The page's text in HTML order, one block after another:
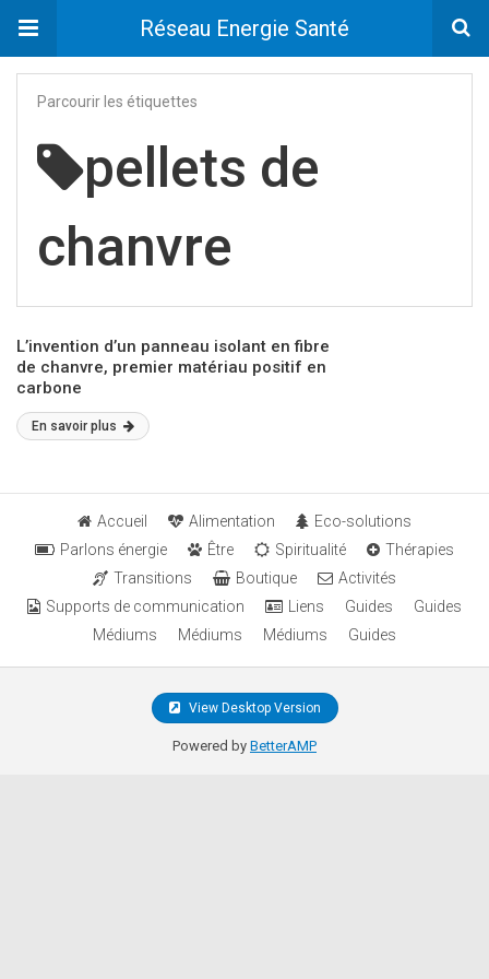
Réseau Energie Santé
Parcourir les étiquettes
pellets de
chanvre
L’invention d’un panneau isolant en fibre
de chanvre, premier matériau positif en
carbone
En savoir plus
Accueil Alimentation
Eco-solutions
Parlons énergie
Être Spiritualité
Thérapies
Transitions
Boutique
Activités
Supports de communication
Liens Guides
Guides
Médiums
Médiums Médiums Guides
View Desktop Version
Powered by BetterAMP